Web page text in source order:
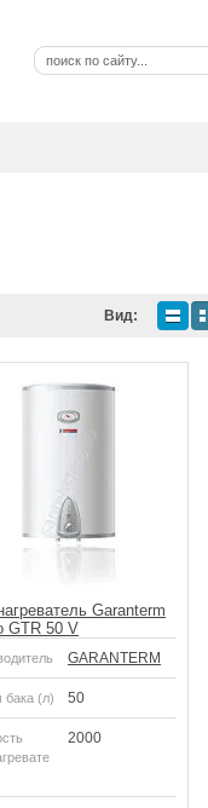
Вид:
Garanterm
GTR 50 V
GARANTERM
(л) 50
2000